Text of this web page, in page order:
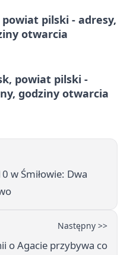
pilski - adresy,
otwarcia
powiat pilski -
godziny otwarcia
w Śmiłowie: Dwa
Następny >>
o Agacie przybywa co